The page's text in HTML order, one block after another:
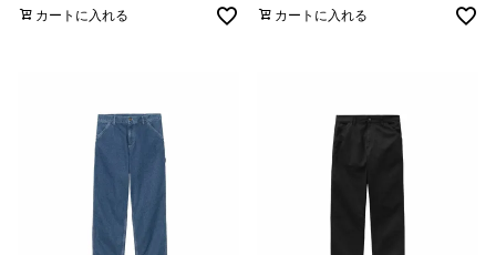
カートに入れる カートに入れる